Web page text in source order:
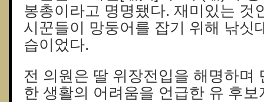
봉총이라고 명명됐다. 재미있는 것
시꾼들이 망둥어를 잡기 위해 낚싯
습이었다.
전 의원은 딸 위장전입을 해명하며
한 생활의 어려움을 언급한 유 후보